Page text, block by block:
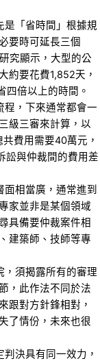
「省時間」根據規
要時可延長三個
究顯示，大型的公
約要花費1,852天，
四倍以上的時間。
，下來通常都會一
級三審來計算，以
費用需要40萬元，
訟與仲裁間的費用差
相當廣，通常進到
家並非是某個領域
具備要仲裁案件相
建築師、技師等專
須揭露所有的審理
，此作法不同於法
跟對方針鋒相對，
了情份，未來也很
決具有同一效力，